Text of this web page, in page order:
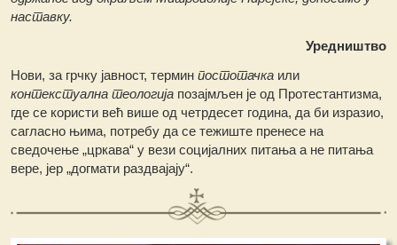
наставку.
Уредништво
Нови, за грчку јавност, терминпостотачка или
контекстуална теологија позајмљен је од Протестантизма,
где се користи већ више од четрдесет година, да би изразио,
сагласно њима, потребу да се тежиште пренесе на
сведочење „цркава“ у вези социјалних питања а не питања
вере, јер „догмати раздвајају“.